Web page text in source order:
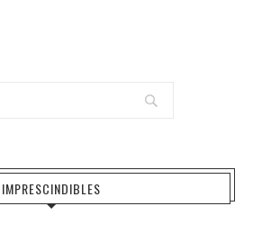
IMPRESCINDIBLES